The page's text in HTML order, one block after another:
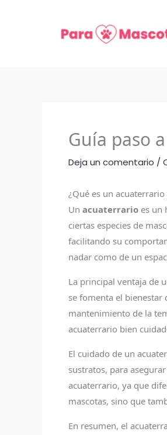
Guía paso
Deja un comentario /
¿Qué es un
Un acuaterrario es un
ciertas especies de
facilitando su
nadar como de un
La principal ventaja de
se fomenta el
mantenimiento de la
acuaterrario bien
El cuidado de un
sustratos, para
acuaterrario, ya que
mascotas, sino que
En resumen, el